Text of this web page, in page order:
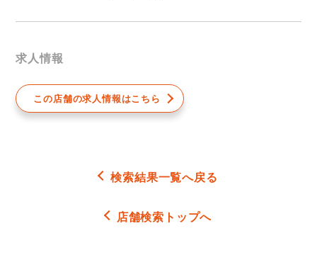
求人情報
この店舗の求人情報はこちら
検索結果一覧へ戻る
店舗検索トップへ